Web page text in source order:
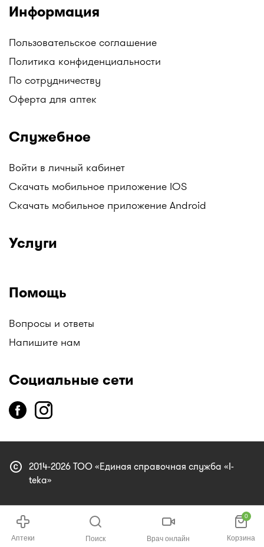
Информация
Пользовательское соглашение
Политика конфиденциальности
По сотрудничеству
Оферта для аптек
Служебное
Войти в личный кабинет
Скачать мобильное приложение IOS
Скачать мобильное приложение Android
Услуги
Помощь
Вопросы и ответы
Напишите нам
Социальные сети
copyright 2014-2026 ТОО «Единая справочная служба «I-
teka»
Аптеки Поиск Врач онлайн
0
Корзина